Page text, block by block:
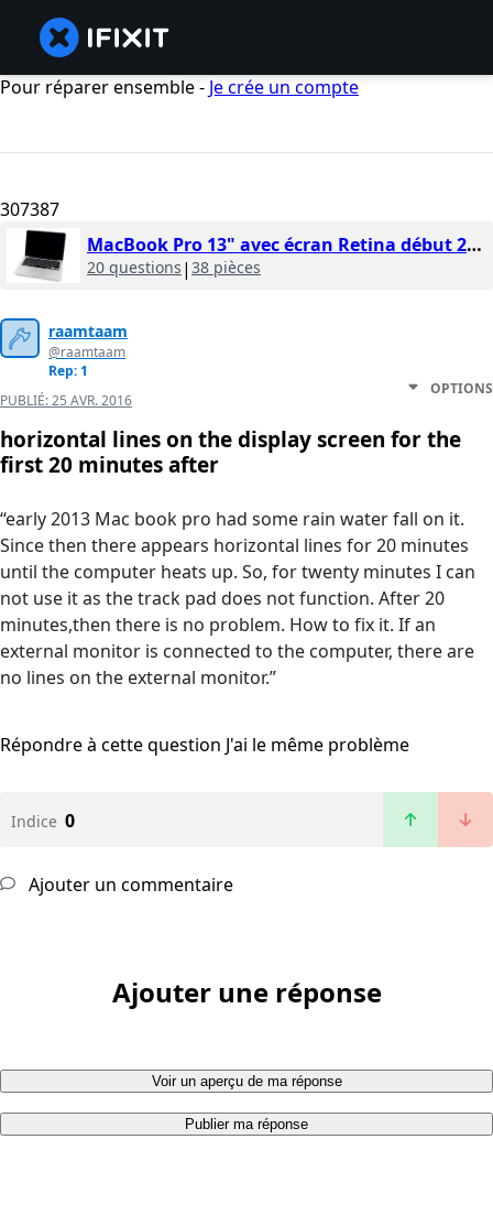
Pour réparer ensemble - Je crée un compte
307387
MacBook Pro 13" avec écran Retina début 2013
20 questions | 38 pièces
raamtaam
@raamtaam
Rep: 1
PUBLIÉ:25 AVR. 2016
OPTIONS
horizontal lines on the display screen for the
first 20 minutes after
“early 2013 Mac book pro had some rain water fall on it.
Since then there appears horizontal lines for 20 minutes
until the computer heats up. So, for twenty minutes I can
not use it as the track pad does not function. After 20
minutes,then there is no problem. How to fix it. If an
external monitor is connected to the computer, there are
no lines on the external monitor.”
Répondre à cette question J'ai le même problème
Indice 0
Ajouter un commentaire
Ajouter une réponse
Voir un aperçu de ma réponse
Publier ma réponse